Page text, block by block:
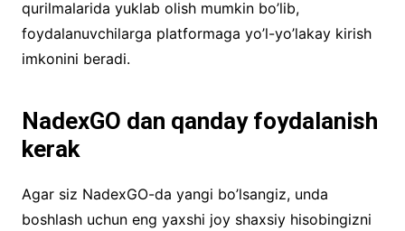
qurilmalarida yuklab olish mumkin bo’lib,
foydalanuvchilarga platformaga yo’l-yo’lakay kirish
imkonini beradi.
NadexGO dan qanday foydalanish
kerak
Agar siz NadexGO-da yangi bo’lsangiz, unda
boshlash uchun eng yaxshi joy shaxsiy hisobingizni